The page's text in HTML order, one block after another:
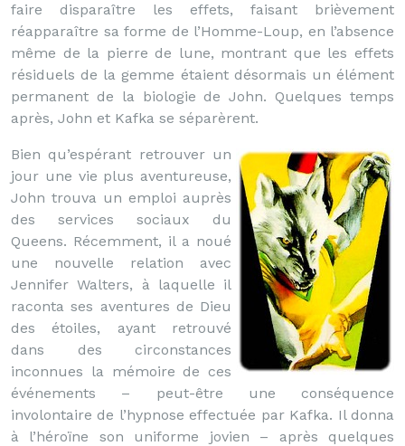
faire disparaître les effets, faisant brièvement
réapparaître sa forme de l’Homme-Loup, en l’absence
même de la pierre de lune, montrant que les effets
résiduels de la gemme étaient désormais un élément
permanent de la biologie de John. Quelques temps
après, John et Kafka se séparèrent.
Bien qu’espérant retrouver un
jour une vie plus aventureuse,
John trouva un emploi auprès
des services sociaux du
Queens. Récemment, il a noué
une nouvelle relation avec
Jennifer Walters, à laquelle il
raconta ses aventures de Dieu
des étoiles, ayant retrouvé
dans des circonstances
inconnues la mémoire de ces
événements – peut-être une conséquence
involontaire de l’hypnose effectuée par Kafka. Il donna
à l’héroïne son uniforme jovien – après quelques